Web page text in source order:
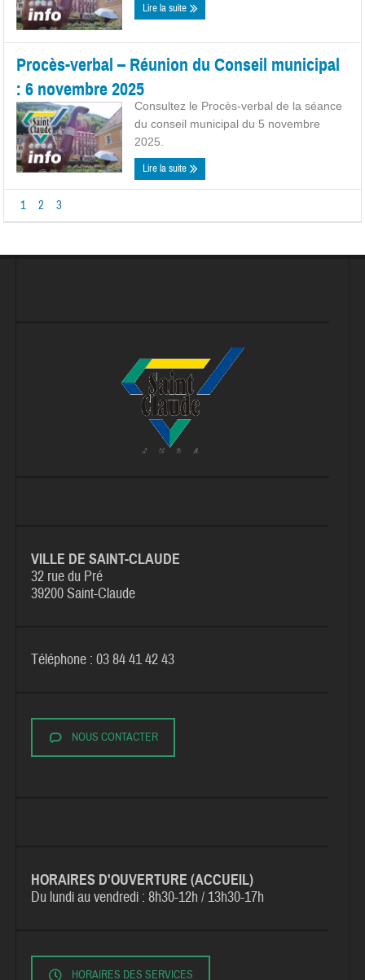
Lire la suite
Procès-verbal – Réunion du Conseil municipal
: 6 novembre 2025
Consultez le Procès-verbal de la séance
du conseil municipal du 5 novembre
2025.
Lire la suite
1 2 3
VILLE DE SAINT-CLAUDE
32 rue du Pré
39200 Saint-Claude
Téléphone : 03 84 41 42 43
NOUS CONTACTER
HORAIRES D'OUVERTURE (ACCUEIL)
Du lundi au vendredi :8h30-12h / 13h30-17h
HORAIRES DES SERVICES